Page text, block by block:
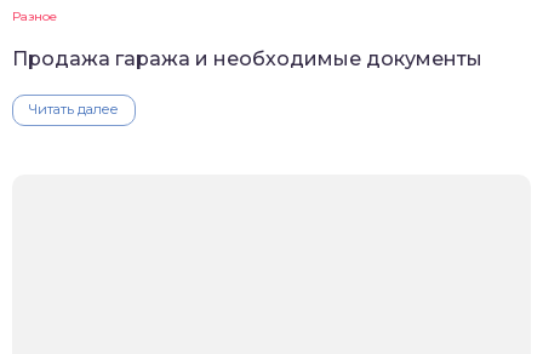
Разное
Продажа гаража и необходимые документы
Читать далее